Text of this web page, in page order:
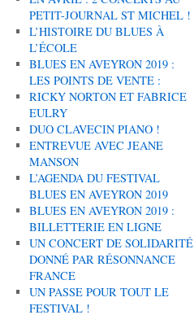
PETIT-JOURNAL ST MICHEL !
L’HISTOIRE DU BLUES À
L’ÉCOLE
BLUES EN AVEYRON 2019 :
LES POINTS DE VENTE :
RICKY NORTON ET FABRICE
EULRY
DUO CLAVECIN PIANO !
ENTREVUE AVEC JEANE
MANSON
L’AGENDA DU FESTIVAL
BLUES EN AVEYRON 2019
BLUES EN AVEYRON 2019 :
BILLETTERIE EN LIGNE
UN CONCERT DE SOLIDARITÉ
DONNÉ PAR RÉSONNANCE
FRANCE
UN PASSE POUR TOUT LE
FESTIVAL !